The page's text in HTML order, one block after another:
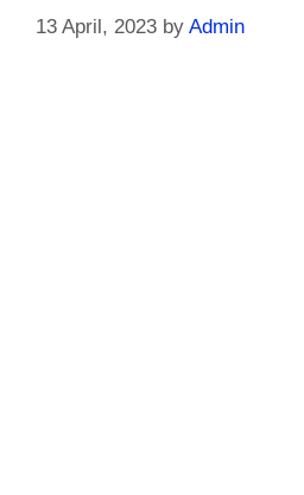
13 April, 2023 by Admin